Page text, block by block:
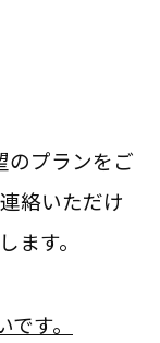
のプランをご
絡いただけ
ます。
す。